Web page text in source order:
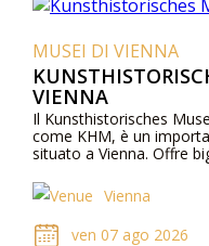
MUSEI DI VIENNA
VIENNA
Il Kunsthistorisches
come KHM, è un
situato a Vienna. Offre
Vienna
ven 07 ago 2026